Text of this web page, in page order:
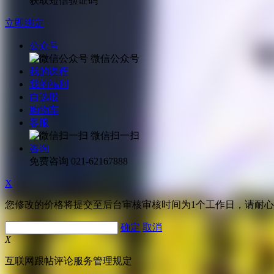
立即绑定
公众号
微信公众号
我的课程
我的福利
自选股
购物车
客服
微信扫一扫
咨询
免费咨询 021-62167888
X
您修改的价格将提交至后台审核审核时间为1个工作日，请耐
确定 取消
X
互联网跟帖评论服务管理规定